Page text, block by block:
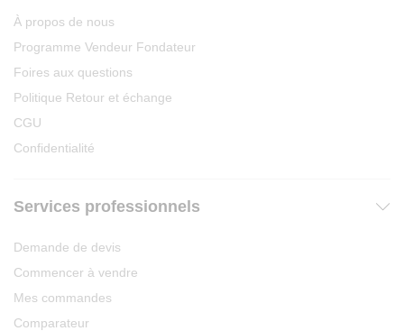
À propos de nous
Programme Vendeur Fondateur
Foires aux questions
Politique Retour et échange
CGU
Confidentialité
Services professionnels
Demande de devis
Commencer à vendre
Mes commandes
Comparateur